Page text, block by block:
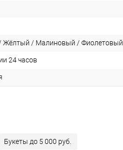
Жёлтый / Малиновый / Фиолетовый
24 часов
Букеты до 5 000 руб.